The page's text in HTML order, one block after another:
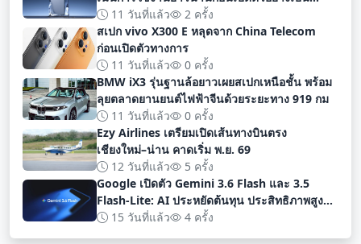
ทางการ
11 วันที่แล้ว
2 ครั้ง
สเปก vivo X300 E หลุดจาก China Telecom
ก่อนเปิดตัวทางการ
11 วันที่แล้ว
0 ครั้ง
BMW iX3 รุ่นฐานล้อยาวเผยสเปกเหนือชั้น พร้อม
ลุยตลาดยานยนต์ไฟฟ้าจีนด้วยระยะทาง 919 กม
11 วันที่แล้ว
0 ครั้ง
Ezy Airlines เตรียมเปิดเส้นทางบินตรง
เชียงใหม่–น่าน คาดเริ่ม พ.ย. 69
12 วันที่แล้ว
5 ครั้ง
Google เปิดตัว Gemini 3.6 Flash และ 3.5
Flash-Lite: AI ประหยัดต้นทุน ประสิทธิภาพสูง
สำหรับนักพัฒนา
15 วันที่แล้ว 4 ครั้ง